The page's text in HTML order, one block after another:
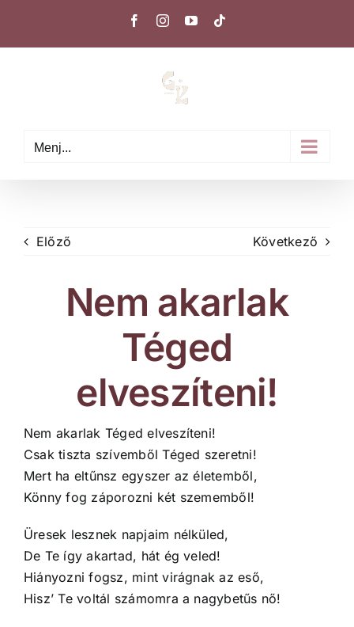
FacebookInstagramYouTube
Menj...
Előző Következő
Nem akarlak
Téged
elveszíteni!
Nem akarlak Téged elveszíteni!
Csak tiszta szívemből Téged szeretni!
Mert ha eltűnsz egyszer az életemből,
Könny fog záporozni két szememből!
Üresek lesznek napjaim nélküled,
De Te így akartad, hát ég veled!
Hiányozni fogsz, mint virágnak az eső,
Hisz’ Te voltál számomra a nagybetűs nő!